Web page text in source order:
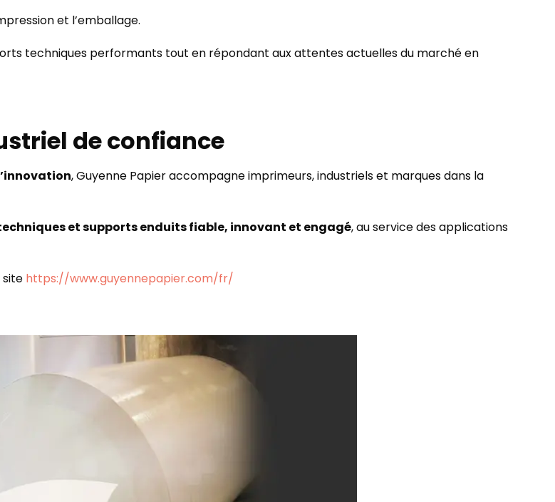
et l’emballage.
techniques performants tout en répondant aux attentes actuelles du marché en
de confiance
, Guyenne Papier accompagne imprimeurs, industriels et marques dans la
et supports enduits fiable, innovant et engagé, au service des applications
site https://www.guyennepapier.com/fr/